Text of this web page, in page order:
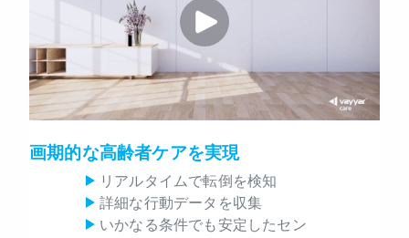
画期的な高齢者ケアを実現
リアルタイムで転倒を検知
詳細な行動データを収集
いかなる条件でも安定したセン